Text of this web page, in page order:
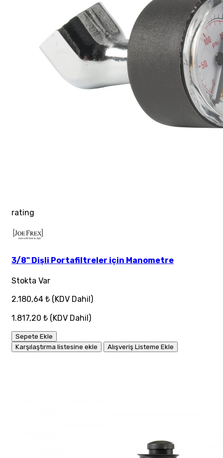
rating
3/8" Dişli Portafiltreler için Manometre
Stokta Var
2.180,64 ₺ (KDV Dahil)
1.817,20 ₺ (KDV Dahil)
Sepete Ekle
Karşılaştırma listesine ekle
Alışveriş Listeme Ekle